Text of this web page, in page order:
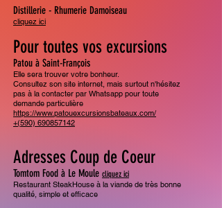
Distillerie - Rhumerie Damoiseau
cliquez ici
Pour toutes vos excursions
Patou à Saint-François
Elle sera trouver votre bonheur.
Consultez son site internet, mais surtout n'hésitez
pas à la contacter par Whatsapp pour toute
demande particulière
https://www.patouexcursionsbateaux.com/
+(590) 690857142
Adresses Coup de Coeur
Tomtom Food à Le Moule cliquez ici
Restaurant SteakHouse à la viande de très bonne
qualité, simple et efficace